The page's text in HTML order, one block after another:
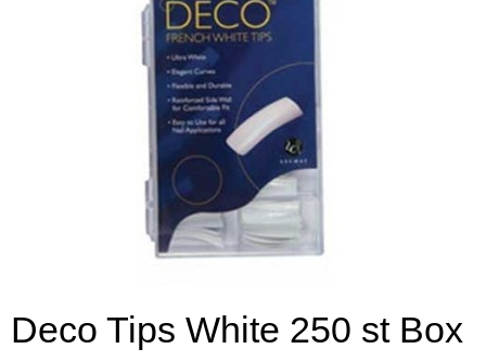
Deco Tips White 250 st Box